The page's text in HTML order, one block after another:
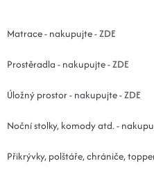
Matrace - nakupujte -ZDE
Prostěradla - nakupujte -ZDE
Úložný prostor - nakupujte -ZDE
Noční stolky, komody atd. -
Přikrývky, polštáře, chrániče,